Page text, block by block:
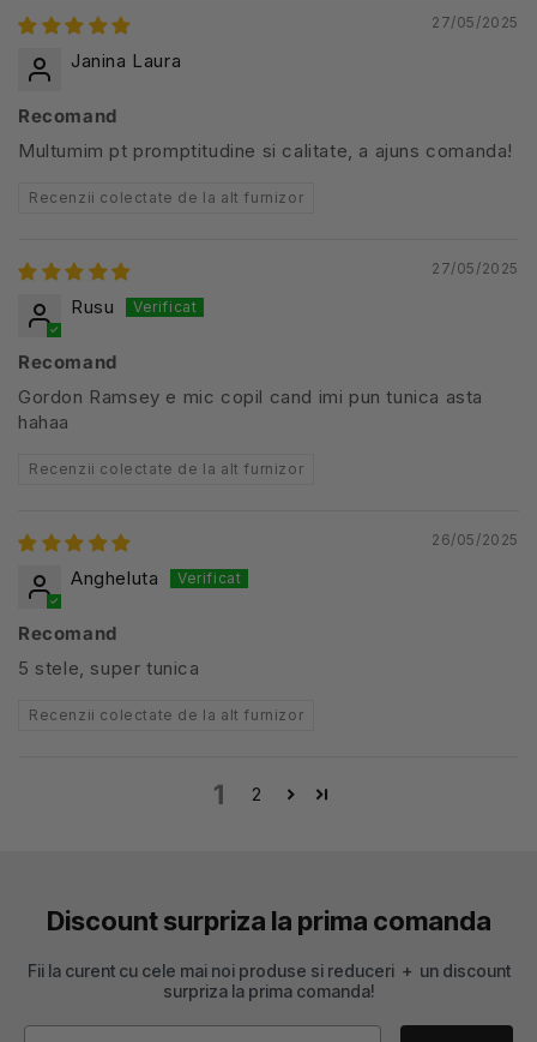
27/05/2025
Janina Laura
Recomand
Multumim pt promptitudine si calitate, a ajuns comanda!
Recenzii colectate de la alt furnizor
27/05/2025
Rusu
Recomand
Gordon Ramsey e mic copil cand imi pun tunica asta
hahaa
Recenzii colectate de la alt furnizor
26/05/2025
Angheluta
Recomand
5 stele, super tunica
Recenzii colectate de la alt furnizor
1 2
Discount surpriza la prima comanda
Fii la curent cu cele mai noi produse si reduceri + un discount
surpriza la prima comanda!